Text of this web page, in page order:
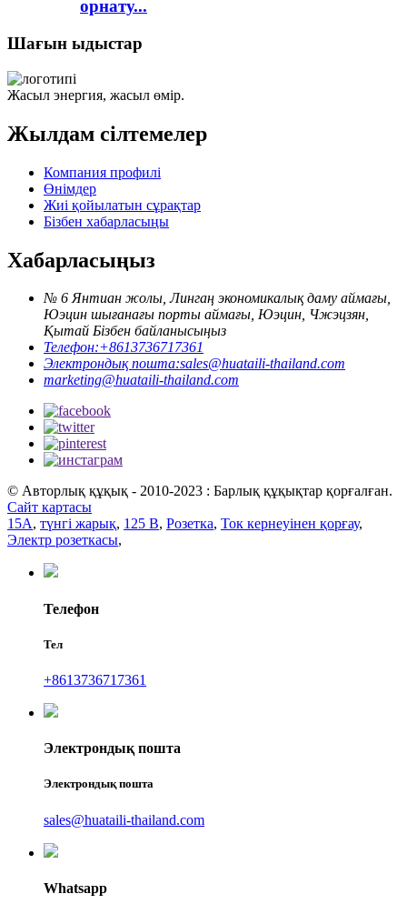
орнату...
Шағын ыдыстар
Жасыл энергия, жасыл өмір.
Жылдам сілтемелер
Компания профилі
Өнімдер
Жиі қойылатын сұрақтар
Бізбен хабарласыңы
Хабарласыңыз
№ 6 Янтиан жолы, Лингаң экономикалық даму аймағы,
Юэцин шығанағы порты аймағы, Юэцин, Чжэцзян,
Қытай Бізбен байланысыңыз
Телефон:+8613736717361
Электрондық пошта:sales@huataili-thailand.com
marketing@huataili-thailand.com
© Авторлық құқық - 2010-2023 : Барлық құқықтар қорғалған.
Сайт картасы
15А, түнгі жарық, 125 В, Розетка, Ток кернеуінен қорғау,
Электр розеткасы,
Телефон
Тел
+8613736717361
Электрондық пошта
Электрондық пошта
sales@huataili-thailand.com
Whatsapp